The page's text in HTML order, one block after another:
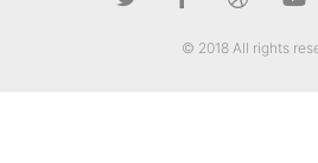
© 2018 All rights